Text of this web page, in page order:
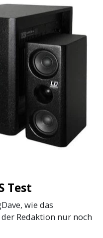
Test
wie das
Redaktion nur noch